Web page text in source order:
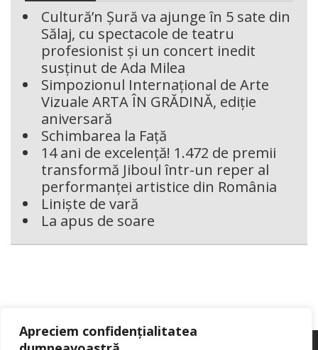
Apreciem confidențialitatea
Cultură’n Șură va ajunge în 5 sate din
Sălaj, cu spectacole de teatru
profesionist și un concert inedit
susținut de Ada Milea
Simpozionul Internațional de Arte
Vizuale ARTA ÎN GRĂDINĂ, ediție
aniversară
Schimbarea la Față
14 ani de excelență! 1.472 de premii
transformă Jiboul într-un reper al
performanței artistice din România
Liniște de vară
La apus de soare